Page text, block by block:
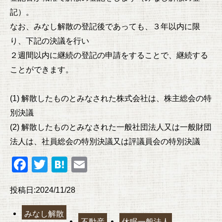
記）。
なお、みなし解散の登記後であっても、３年以内に限
り、下記の決議を行い
２週間以内に継続の登記の申請をすることで、継続する
ことができます。
(1) 解散したものとみなされた株式会社は、株主総会の特
別決議
(2) 解散したものとみなされた一般社団法人又は一般財団
法人は、社員総会の特別決議又は評議員会の特別決議
F
c
e
T
wi
tt
er
H
e
n
ail
投稿日:2024/11/28
みなし解散